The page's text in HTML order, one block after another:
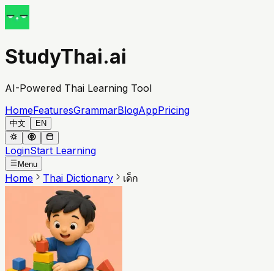
StudyThai.ai
AI-Powered Thai Learning Tool
HomeFeaturesGrammarBlogAppPricing
中文 EN
LoginStart Learning
Menu
Home Thai Dictionary เด็ก